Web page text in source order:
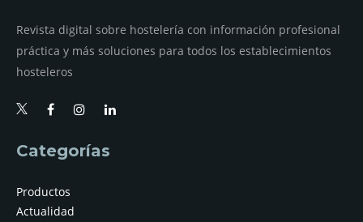
Revista digital sobre hostelería con información profesional
práctica y más soluciones para todos los establecimientos
hosteleros
Categorías
Productos
Actualidad